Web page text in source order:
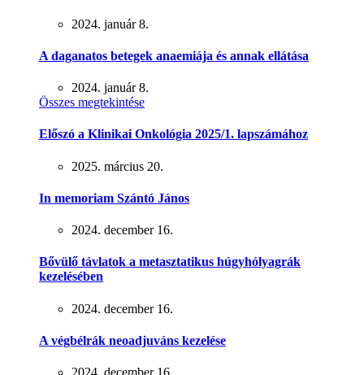
2024. január 8.
A daganatos betegek anaemiája és annak ellátása
2024. január 8.
Összes megtekintése
Előszó a Klinikai Onkológia 2025/1. lapszámához
2025. március 20.
In memoriam Szántó János
2024. december 16.
Bővülő távlatok a metasztatikus húgyhólyagrák
kezelésében
2024. december 16.
A végbélrák neoadjuváns kezelése